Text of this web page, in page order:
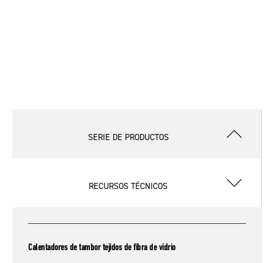
SERIE DE PRODUCTOS
RECURSOS TÉCNICOS
Calentadores de tambor tejidos de fibra de vidrio